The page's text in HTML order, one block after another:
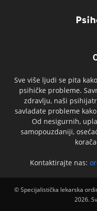
Sve više ljudi se pita
psihičke probleme.
zdravlju, naši
savladate probleme
Od nesigurnih,
samopouzdaniji,
Kontaktirajte nas:
© Specijalistička lekarska
2026.